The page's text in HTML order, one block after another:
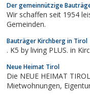
Der gemeinnützige
Wir schaffen seit 1954
Gemeinden.
Bauträger Kirchberg in Tirol
. K5 by living PLUS. in
Neue Heimat Tirol
Die NEUE HEIMAT